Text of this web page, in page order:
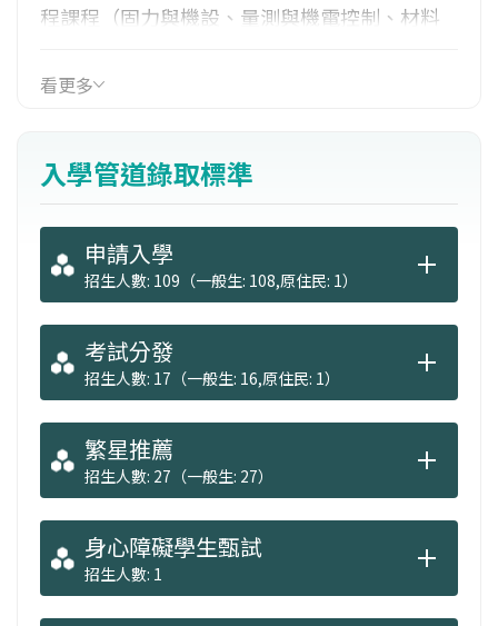
程課程（固力與機設、量測與機電控制、材料
業分流之介紹及輔導，再搭配業師之專業講
凡機械設備、電子、資訊產業、汽車工業、各
製造領域相關研發單位及工程公司，化工、生
物科技等生產事業。
看更多
入學管道錄取標準
申請入學
招生人數: 109（一般生: 108,原住民: 1）
考試分發
招生人數: 17（一般生: 16,原住民: 1）
繁星推薦
招生人數: 27（一般生: 27）
身心障礙學生甄試
招生人數: 1